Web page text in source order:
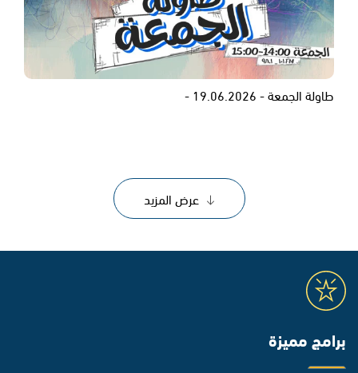
طاولة الجمعة - 19.06.2026 -
عرض المزيد
برامج مميزة